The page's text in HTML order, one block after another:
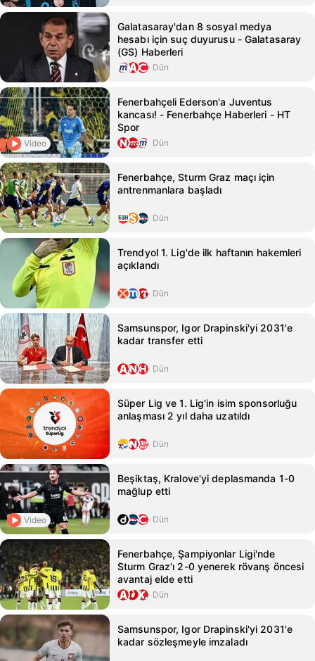
Galatasaray'dan 8 sosyal medya
hesabı için suç duyurusu - Galatasaray
(GS) Haberleri
Dün
Video
Fenerbahçeli Ederson'a Juventus
kancası! - Fenerbahçe Haberleri - HT
Spor
Dün
Fenerbahçe, Sturm Graz maçı için
antrenmanlara başladı
Dün
Trendyol 1. Lig'de ilk haftanın hakemleri
açıklandı
Dün
Samsunspor, Igor Drapinski'yi 2031'e
kadar transfer etti
Dün
Süper Lig ve 1. Lig'in isim sponsorluğu
anlaşması 2 yıl daha uzatıldı
Dün
Video
Beşiktaş, Kralove'yi deplasmanda 1-0
mağlup etti
Dün
Fenerbahçe, Şampiyonlar Ligi'nde
Sturm Graz'ı 2-0 yenerek rövanş öncesi
avantaj elde etti
Dün
Samsunspor, Igor Drapinski'yi 2031'e
kadar sözleşmeyle imzaladı